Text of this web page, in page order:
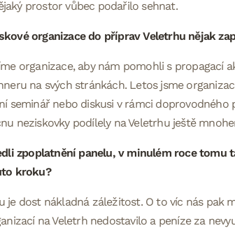
prostor vůbec podařilo sehnat.
organizace do příprav Veletrhu nějak
organizace, aby nám pomohli s propagací
na svých stránkách. Letos jsme
seminář nebo diskusi v rámci doprovodného
neziskovky podílely na Veletrhu ještě
zpoplatnění panelu, v minulém roce tomu
kroku?
je dost nákladná záležitost. O to víc nás pak
na Veletrh nedostavilo a peníze za